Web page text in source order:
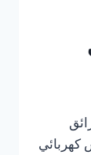
كهربائي